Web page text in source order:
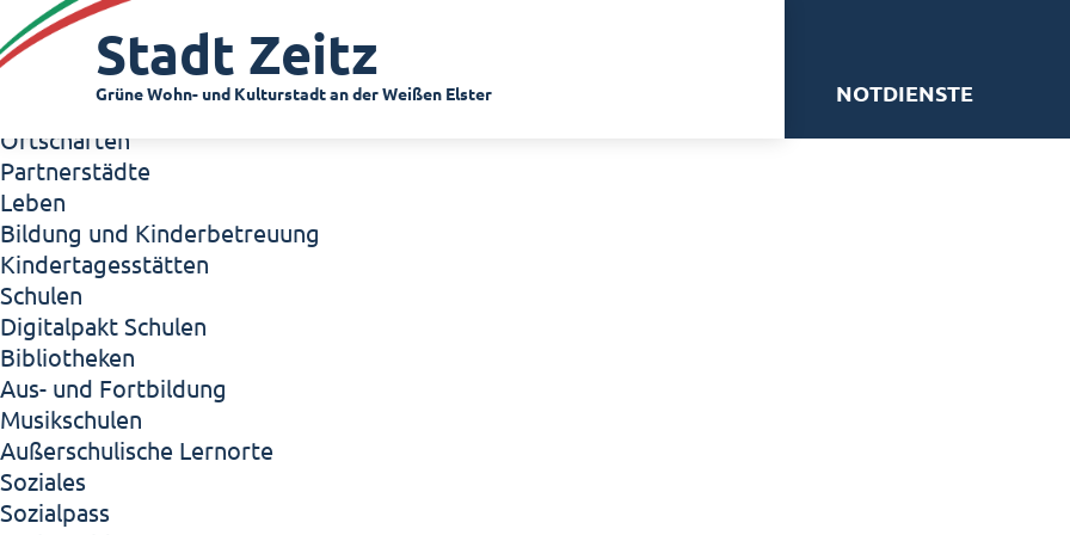
Zeitz - Die Kleinstadt
Willkommen in Zeitz!
Interview mit Oberbürgermeister Christian Thieme
Zeitz - Stadt der Zukunft
Ortschaften
Partnerstädte
Leben
Bildung und Kinderbetreuung
Kindertagesstätten
Schulen
Digitalpakt Schulen
Bibliotheken
Aus- und Fortbildung
Musikschulen
Außerschulische Lernorte
Soziales
Sozialpass
Stadt Zeitz
Grüne Wohn- und Kulturstadt an der Weißen Elster NOTDIENSTE